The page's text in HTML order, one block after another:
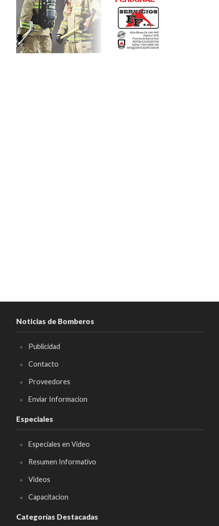
Noticias de Bomberos
Publicidad
Contacto
Proveedores
Enviar Informacion
Especiales
Especiales en Video
Resumen Informativo
Videos
Capacitacion
Categorías Destacadas